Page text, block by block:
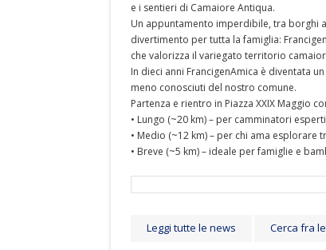
e i sentieri di Camaiore Antiqua.
Un appuntamento imperdibile, tra borghi
divertimento per tutta la famiglia:
che valorizza il variegato territorio
In dieci anni FrancigenAmica è diventata
meno conosciuti del nostro comune.
Partenza e rientro in Piazza XXIX Maggio
• Lungo (~20 km) – per camminatori
• Medio (~12 km) – per chi ama esplorare
• Breve (~5 km) – ideale per famiglie e
Leggi tutte le news Cerca fra